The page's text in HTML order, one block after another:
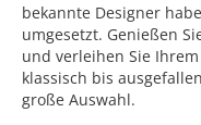
bekannte Designer
umgesetzt. Genießen
und verleihen Sie
klassisch bis
große Auswahl.